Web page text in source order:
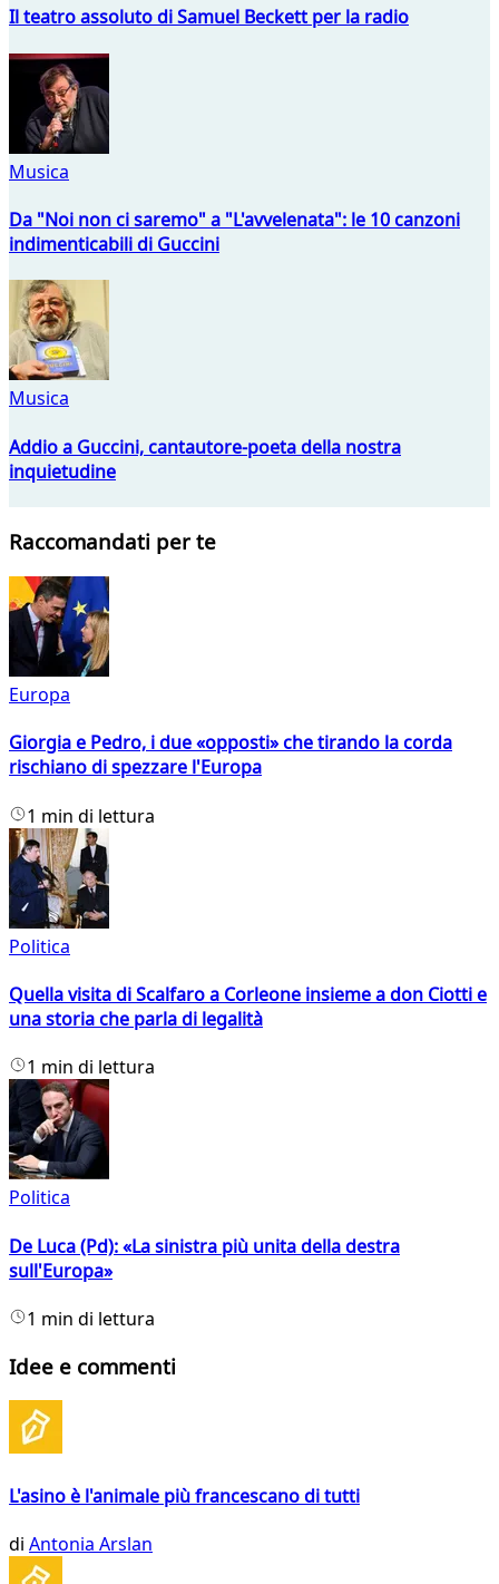
Il teatro assoluto di Samuel Beckett per la radio
Musica
Da "Noi non ci saremo" a "L'avvelenata": le 10 canzoni
indimenticabili di Guccini
Musica
Addio a Guccini, cantautore-poeta della nostra
inquietudine
Raccomandati per te
Europa
Giorgia e Pedro, i due «opposti» che tirando la corda
rischiano di spezzare l'Europa
1 min di lettura
Politica
Quella visita di Scalfaro a Corleone insieme a don Ciotti e
una storia che parla di legalità
1 min di lettura
Politica
De Luca (Pd): «La sinistra più unita della destra
sull'Europa»
1 min di lettura
Idee e commenti
L'asino è l'animale più francescano di tutti
di Antonia Arslan